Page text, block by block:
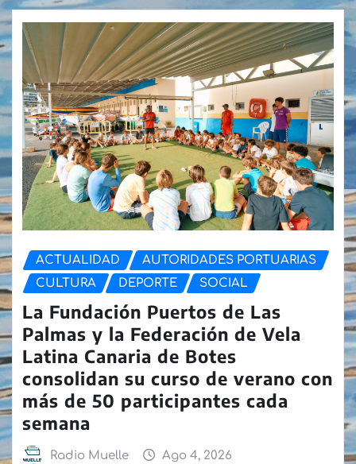
ACTUALIDAD
AUTORIDADES PORTUARIAS
CULTURA
DEPORTE SOCIAL
La Fundación Puertos de Las
Palmas y la Federación de Vela
Latina Canaria de Botes
consolidan su curso de verano con
más de 50 participantes cada
semana
Radio Muelle Ago 4, 2026